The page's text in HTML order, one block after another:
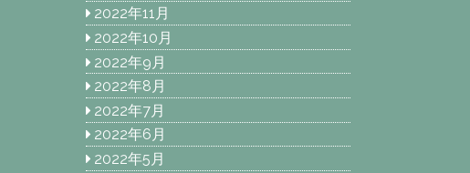
2022年11月
2022年10月
2022年9月
2022年8月
2022年7月
2022年6月
2022年5月